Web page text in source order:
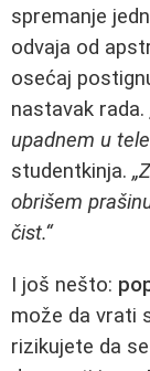
spremanje
odvaja od
osećaj
nastavak rada.
upadnem u
studentkinja.
obrišem
čist.“
I još nešto:
može da vrati
rizikujete da